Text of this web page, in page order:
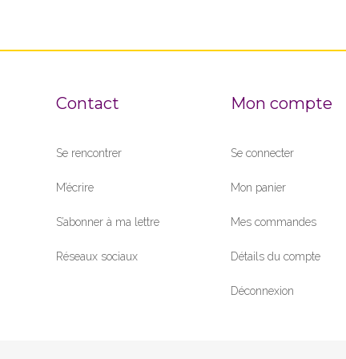
Contact
Se rencontrer
M’écrire
S’abonner à ma lettre
Réseaux sociaux
Mon compte
Se connecter
Mon panier
Mes commandes
Détails du compte
Déconnexion